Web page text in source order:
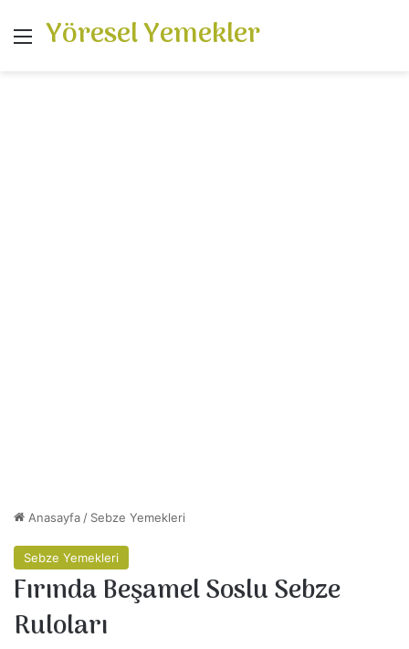
Menü
Yöresel Yemekler
Anasayfa / Sebze Yemekleri
Sebze Yemekleri
Fırında Beşamel Soslu Sebze
Ruloları